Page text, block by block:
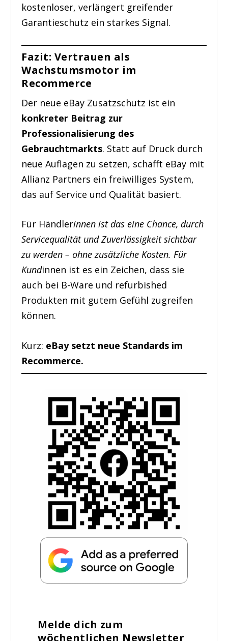
kostenloser, verlängert greifender
Garantieschutz ein starkes Signal.
Fazit: Vertrauen als
Wachstumsmotor im
Recommerce
Der neue eBay Zusatzschutz ist ein
konkreter Beitrag zur
Professionalisierung des
Gebrauchtmarkts. Statt auf Druck durch
neue Auflagen zu setzen, schafft eBay mit
Allianz Partners ein freiwilliges System,
das auf Service und Qualität basiert.
Für Händlerinnen ist das eine Chance, durch
Servicequalität und Zuverlässigkeit sichtbar
zu werden – ohne zusätzliche Kosten. Für
Kundinnen ist es ein Zeichen, dass sie
auch bei B-Ware und refurbished
Produkten mit gutem Gefühl zugreifen
können.
Kurz: eBay setzt neue Standards im
Recommerce.
Melde dich zum
wöchentlichen Newsletter